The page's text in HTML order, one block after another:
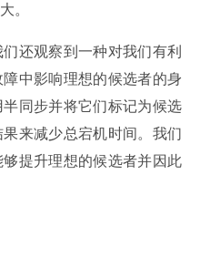
。
还观察到一种对我们有利
中影响理想的候选者的身
同步并将它们标记为候选
来减少总宕机时间。我们
提升理想的候选者并因此